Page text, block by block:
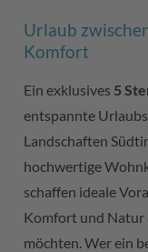
Urlaub
Komfort
Ein exklusives 5
entspannte
Landschaften
hochwertige
schaffen ideale
Komfort und Natur
möchten. Wer ein